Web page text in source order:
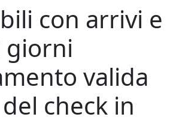
con arrivi e
giorni
valida
check in